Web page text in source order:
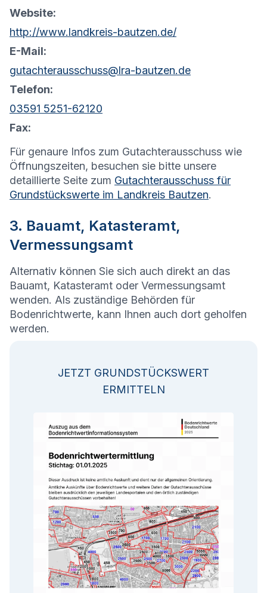
Website:
http://www.landkreis-bautzen.de/
E-Mail:
gutachterausschuss@lra-bautzen.de
Telefon:
03591 5251-62120
Fax:
Für genaure Infos zum Gutachterausschuss wie
Öffnungszeiten, besuchen sie bitte unsere
detaillierte Seite zum Gutachterausschuss für
Grundstückswerte im Landkreis Bautzen.
3. Bauamt, Katasteramt,
Vermessungsamt
Alternativ können Sie sich auch direkt an das
Bauamt, Katasteramt oder Vermessungsamt
wenden. Als zuständige Behörden für
Bodenrichtwerte, kann Ihnen auch dort geholfen
werden.
JETZT GRUNDSTÜCKSWERT
ERMITTELN